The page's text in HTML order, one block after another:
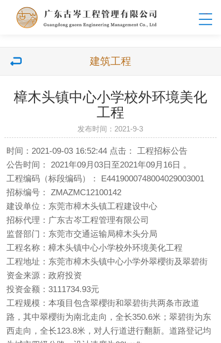
建筑工程
樟木头镇中心小学校外环境美化
工程
发布时间：2021-9-3
时间：2021-09-03 16:52:44 点击： 工程招标公告
公告时间： 2021年09月03日至2021年09月16日 。
工程编码（标段编码）： E4419000748004029003001
招标编号： ZMAZMC12100142
建设单位：东莞市樟木头镇工程建设中心
招标代理：广东古岑工程管理有限公司
监督部门：东莞市交通运输局樟木头分局
工程名称：樟木头镇中心小学校外环境美化工程
工程地址：东莞市樟木头镇中心小学外翠櫻街及翠碧街
资金来源：政府投资
投资金额：3111734.93元
工程规模：本项目包含翠櫻街和翠碧街共两条市政道
路，其中翠櫻街为南北走向，全长350.6米；翠碧街为东
西走向，全长123.8米，对人行道进行翻新。道路登记均